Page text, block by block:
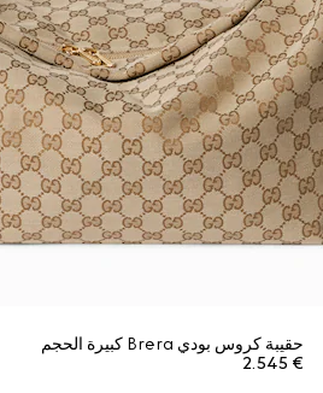
حقيبة كروس بودي Brera كبيرة الحجم
€ 2.545